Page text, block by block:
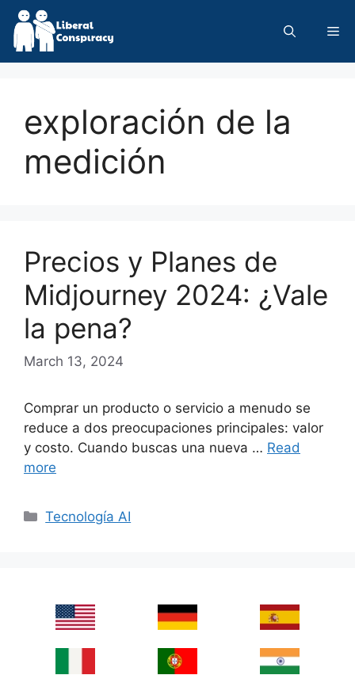
Skip
content
exploración de la
medición
Precios y Planes de
Midjourney 2024: ¿Vale
la pena?
March 13, 2024
Comprar un producto o servicio a menudo se
reduce a dos preocupaciones principales: valor
y costo. Cuando buscas una nueva … Read
more
Categories
Tecnología AI